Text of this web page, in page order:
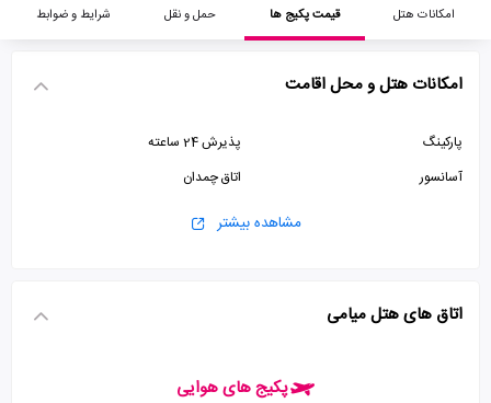
امکانات هتل قیمت پکیج ها حمل و نقل شرایط و ضوابط
امکانات هتل و محل اقامت
پارکینگ
پذیرش 24 ساعته
آسانسور
اتاق چمدان
مشاهده بیشتر
اتاق های هتل میامی
پکیج های هوایی